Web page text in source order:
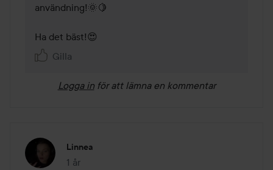
användning!🌞🍋
Ha det bäst!😍
Gilla
Logga in för att lämna en kommentar
Linnea
1 år
Inlägget skapades 1 år